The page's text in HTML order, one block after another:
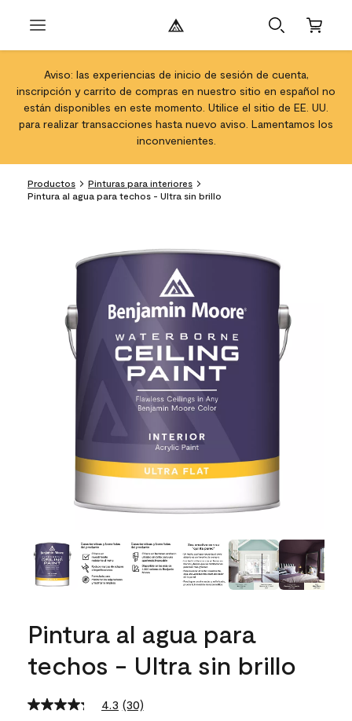
Aviso: las experiencias de inicio de sesión de cuenta,
inscripción y carrito de compras en nuestro sitio en español no
están disponibles en este momento. Utilice el sitio de EE. UU.
para realizar transacciones hasta nuevo aviso. Lamentamos los
inconvenientes.
Productos
Pinturas para interiores
Pintura al agua para techos - Ultra sin brillo
Pintura al agua para
techos - Ultra sin brillo
4.3 Read
(30)